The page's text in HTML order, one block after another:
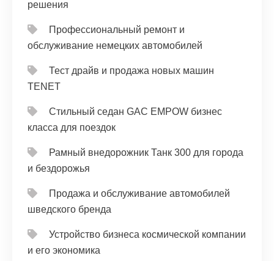
решения
Профессиональный ремонт и
обслуживание немецких автомобилей
Тест драйв и продажа новых машин
TENET
Стильный седан GAC EMPOW бизнес
класса для поездок
Рамный внедорожник Танк 300 для города
и бездорожья
Продажа и обслуживание автомобилей
шведского бренда
Устройство бизнеса космической компании
и его экономика